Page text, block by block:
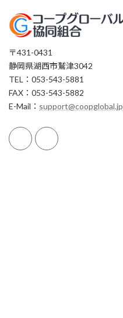
〒431-0431
静岡県湖西市鷲津3042
TEL：053-543-5881
FAX：053-543-5882
E-Mail： support@coopglobal.jp